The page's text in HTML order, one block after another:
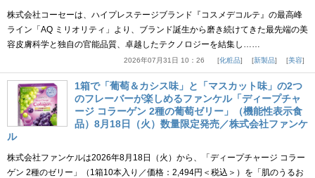
株式会社コーセーは、ハイプレステージブランド『コスメデコルテ』の最高峰
ライン「AQ ミリオリティ」より、ブランド誕生から磨き続けてきた最先端の美
容皮膚科学と独自の官能品質、卓越したテクノロジーを結集し……
2026年07月31日 10：26 化粧品 新製品 美容
1箱で「葡萄＆カシス味」と「マスカット味」の2つ
のフレーバーが楽しめるファンケル「ディープチャ
ージ コラーゲン 2種の葡萄ゼリー」（機能性表示食
品）8月18日（火）数量限定発売／株式会社ファンケ
ル
株式会社ファンケルは2026年8月18日（火）から、「ディープチャージ コラー
ゲン 2種のゼリー」（1箱10本入り／価格：2,494円＜税込＞）を「肌のうるお